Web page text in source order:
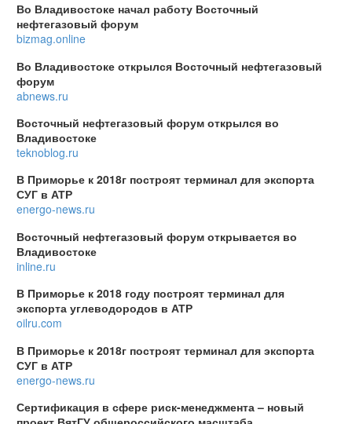
Во Владивостоке начал работу Восточный
нефтегазовый форум
bizmag.online
Во Владивостоке открылся Восточный нефтегазовый
форум
abnews.ru
Восточный нефтегазовый форум открылся во
Владивостоке
teknoblog.ru
В Приморье к 2018г построят терминал для экспорта
СУГ в АТР
energo-news.ru
Восточный нефтегазовый форум открывается во
Владивостоке
inline.ru
В Приморье к 2018 году построят терминал для
экспорта углеводородов в АТР
oilru.com
В Приморье к 2018г построят терминал для экспорта
СУГ в АТР
energo-news.ru
Сертификация в сфере риск-менеджмента – новый